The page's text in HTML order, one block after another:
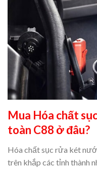
Mua Hóa chất
toàn C88 ở đâu?
Hóa chất sục rửa két
trên khắp các tỉnh thành